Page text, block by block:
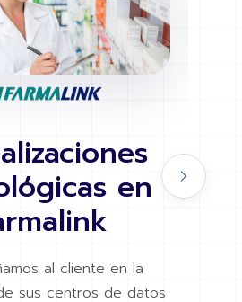
ONDISS
un impacto directo real
64% de crecimiento